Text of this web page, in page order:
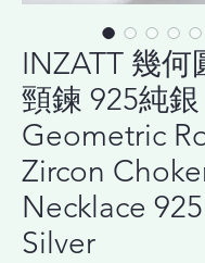
INZATT 幾何
頸鍊 925純銀
Geometric
Zircon
Necklace
Silver